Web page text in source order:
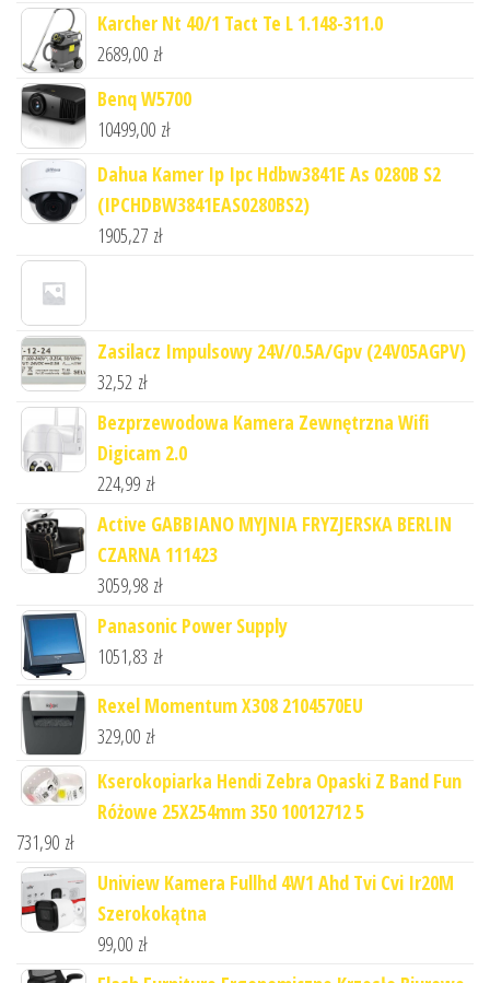
Karcher Nt 40/1 Tact Te L 1.148-311.0
2689,00 zł
Benq W5700
10499,00 zł
Dahua Kamer Ip Ipc Hdbw3841E As 0280B S2
(IPCHDBW3841EAS0280BS2)
1905,27 zł
Zasilacz Impulsowy 24V/0.5A/Gpv (24V05AGPV)
32,52 zł
Bezprzewodowa Kamera Zewnętrzna Wifi
Digicam 2.0
224,99 zł
Active GABBIANO MYJNIA FRYZJERSKA BERLIN
CZARNA 111423
3059,98 zł
Panasonic Power Supply
1051,83 zł
Rexel Momentum X308 2104570EU
329,00 zł
Kserokopiarka Hendi Zebra Opaski Z Band Fun
Różowe 25X254mm 350 10012712 5
731,90 zł
Uniview Kamera Fullhd 4W1 Ahd Tvi Cvi Ir20M
Szerokokątna
99,00 zł